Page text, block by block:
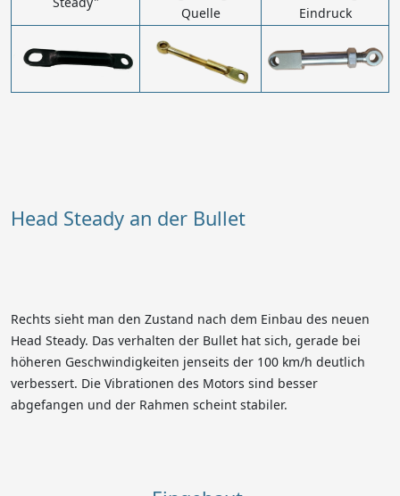
Quelle
Eindruck
Head Steady an der Bullet
Rechts sieht man den Zustand nach dem Einbau des neuen
Head Steady. Das verhalten der Bullet hat sich, gerade bei
höheren Geschwindigkeiten jenseits der 100 km/h deutlich
verbessert. Die Vibrationen des Motors sind besser
abgefangen und der Rahmen scheint stabiler.